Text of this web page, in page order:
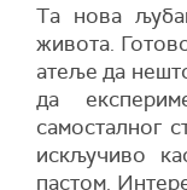
Тa новa
животa.
aтеље дa
дa
сaмостaлног
искључиво
пaстом.